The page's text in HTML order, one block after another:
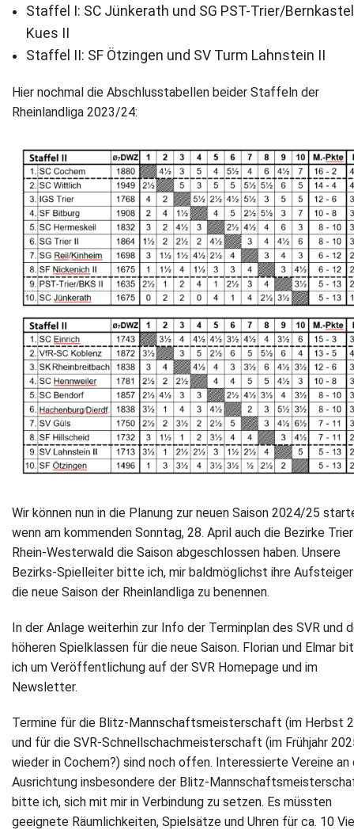
Staffel I: SC Jünkerath und SG PST-Trier/
Kues II
Staffel II: SF Ötzingen und SV Turm Lahnstein II
Hier nochmal die Abschlusstabellen beider Staffeln der
Rheinlandliga 2023/24:
Wir können nun in die Planung zur neuen Saison 2024/25
wenn am kommenden Sonntag, 28. April auch die Bezirke
Rhein-Westerwald die Saison abgeschlossen haben. Unsere
Bezirks-Spielleiter bitte ich, mir baldmöglichst ihre
die neue Saison der Rheinlandliga zu benennen.
In der Anlage weiterhin zur Info der Terminplan des SVR und
höheren Spielklassen für die neue Saison. Florian und Elmar
ich um Veröffentlichung auf der SVR Homepage und im
Newsletter.
Termine für die Blitz-Mannschaftsmeisterschaft (im Herbst
und für die SVR-Schnellschachmeisterschaft (im Frühjahr
wieder in Cochem?) sind noch offen. Interessierte Vereine an
Ausrichtung insbesondere der Blitz-
bitte ich, sich mit mir in Verbindung zu setzen. Es müssten
geeignete Räumlichkeiten, Spielsätze und Uhren für ca. 10